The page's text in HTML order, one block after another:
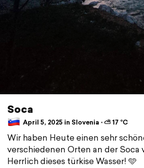
Soca
April 5, 2025 in Slovenia ⋅ ⛅ 17 °C
Wir haben Heute einen sehr
verschiedenen Orten an der Soca
Herrlich dieses türkise Wasser! 🩵